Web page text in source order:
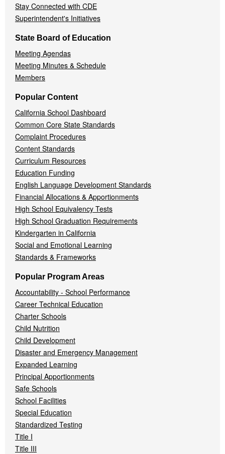
Stay Connected with CDE
Superintendent's Initiatives
State Board of Education
Meeting Agendas
Meeting Minutes & Schedule
Members
Popular Content
California School Dashboard
Common Core State Standards
Complaint Procedures
Content Standards
Curriculum Resources
Education Funding
English Language Development Standards
Financial Allocations & Apportionments
High School Equivalency Tests
High School Graduation Requirements
Kindergarten in California
Social and Emotional Learning
Standards & Frameworks
Popular Program Areas
Accountability - School Performance
Career Technical Education
Charter Schools
Child Nutrition
Child Development
Disaster and Emergency Management
Expanded Learning
Principal Apportionments
Safe Schools
School Facilities
Special Education
Standardized Testing
Title I
Title III